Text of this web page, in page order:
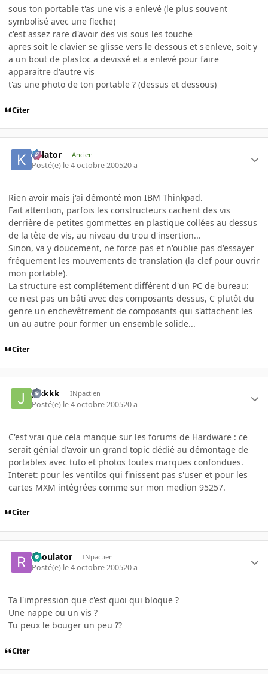
sous ton portable t'as une vis a enlevé (le plus souvent
symbolisé avec une fleche)
c'est assez rare d'avoir des vis sous les touche
apres soit le clavier se glisse vers le dessous et s'enleve, soit y
a un bout de plastoc a devissé et a enlevé pour faire
apparaitre d'autre vis
t'as une photo de ton portable ? (dessus et dessous)
Citer
Killator Ancien
Posté(e) le 4 octobre 200520 a
Rien avoir mais j'ai démonté mon IBM Thinkpad.
Fait attention, parfois les constructeurs cachent des vis
derrière de petites gommettes en plastique collées au dessus
de la tête de vis, au niveau du trou d'insertion...
Sinon, va y doucement, ne force pas et n'oublie pas d'essayer
fréquement les mouvements de translation (la clef pour ouvrir
mon portable).
La structure est complétement différent d'un PC de bureau:
ce n'est pas un bâti avec des composants dessus, C plutôt du
genre un enchevêtrement de composants qui s'attachent les
un au autre pour former un ensemble solide...
Citer
Jackkk INpactien
Posté(e) le 4 octobre 200520 a
C'est vrai que cela manque sur les forums de Hardware : ce
serait génial d'avoir un grand topic dédié au démontage de
portables avec tuto et photos toutes marques confondues.
Interet: pour les ventilos qui finissent pas s'user et pour les
cartes MXM intégrées comme sur mon medion 95257.
Citer
Raoulator INpactien
Posté(e) le 4 octobre 200520 a
Ta l'impression que c'est quoi qui bloque ?
Une nappe ou un vis ?
Tu peux le bouger un peu ??
Citer